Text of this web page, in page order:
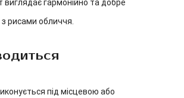
виглядає гармонійно та добре
рисами обличчя.
під місцевою або